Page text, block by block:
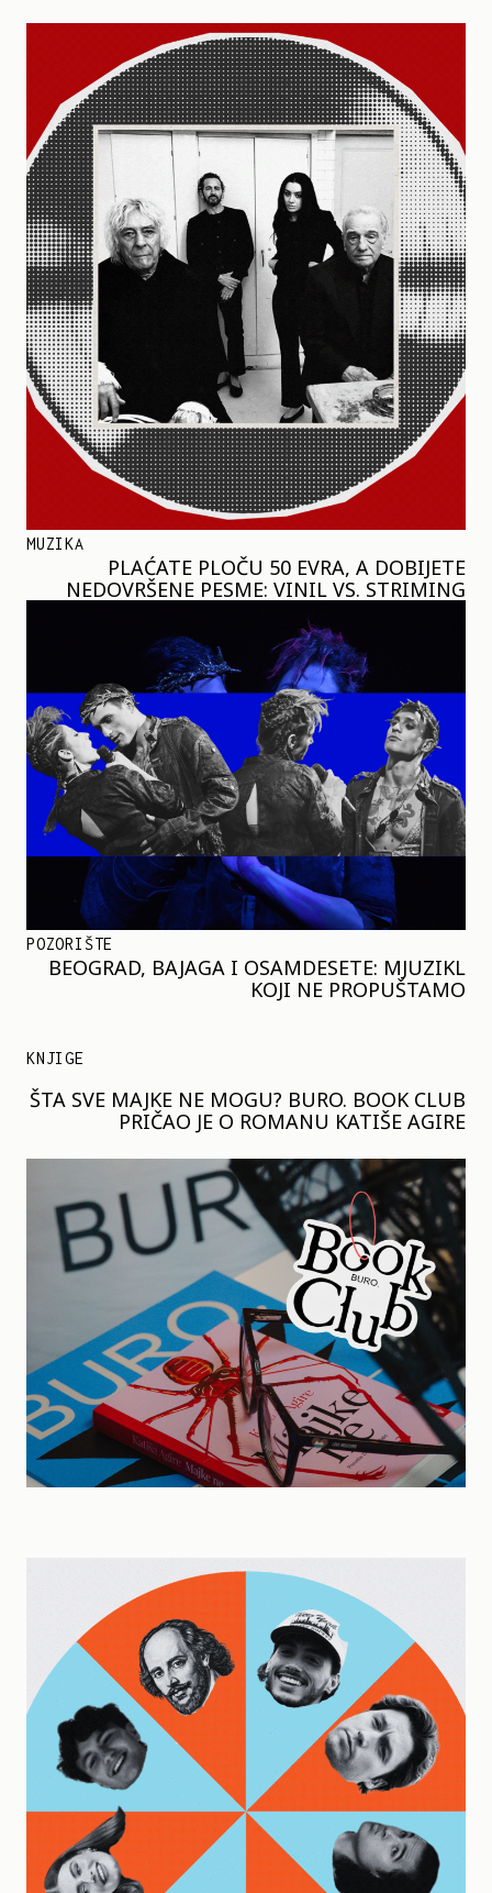
MUZIKA
PLAĆATE PLOČU 50 EVRA, A DOBIJETE
NEDOVRŠENE PESME: VINIL VS. STRIMING
POZORIŠTE
BEOGRAD, BAJAGA I OSAMDESETE: MJUZIKL
KOJI NE PROPUŠTAMO
KNJIGE
ŠTA SVE MAJKE NE MOGU? BURO. BOOK CLUB
PRIČAO JE O ROMANU KATIŠE AGIRE